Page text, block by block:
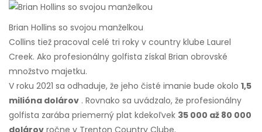
Brian Hollins so svojou manželkou
Collins tiež pracoval celé tri roky v country klube Laurel
Creek. Ako profesionálny golfista získal Brian obrovské
množstvo majetku.
V roku 2021 sa odhaduje, že jeho čisté imanie bude okolo 1,5
milióna dolárov . Rovnako sa uvádzalo, že profesionálny
golfista zarába priemerný plat kdekoľvek 35 000 až 80 000